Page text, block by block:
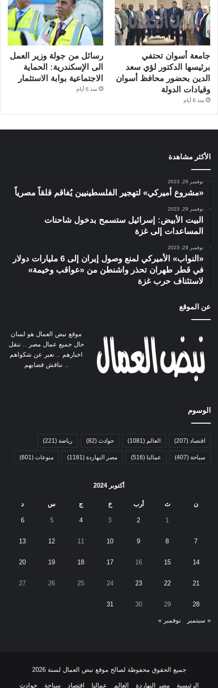
جامعة أسوان تحتفي
برئيسها الدكتور لؤي سعد
الدين بحضور محافظ أسوان
وقيادات الدولة
منذ 6 أيام
رسائل من جولة وزير العمل
الى الإسكندرية: الحماية
الاجتماعية بوابة الاستثمار
منذ 6 أيام
الأكثر مشاهدة
نوفمبر 29, 2023
«مشروع أميركي» لتهجير الفلسطينيين يُفاقم قلقاً مصرياً
نوفمبر 29, 2023
البيت الأبيض: إسرائيل ستسمح بدخول شاحنات
المساعدات إلى غزة
نوفمبر 29, 2023
«النواب» الأميركي لمنع وصول إيران إلى 6 مليارات دولار
في قطر طهران تحذر واشنطن من «عواقب وخيمة»
لاستئناف حرب غزة
عن الموقع
موقع نبض العمال هو لسان
حال جميع عمال مصر .. ننقل
اخبارهم .. نعبر عن شكواهم
.. نناقش قضايهم
الوسوم
اقتصاد (207) العالم (1081) حوادث (82) رياضة (221)
سياحة (407) عمالنا (516) مصر النهاردة (1181) منوعات (601)
أكتوبر 2024
ن ث أرب خ ج س د
1
2
3
4
5
6
7
8
9
10
11
12
13
14
15
16
17
18
19
20
21
22
23
24
25
26
27
28
29
30
31
« سبتمبر نوفمبر »
جميع الحقوق محفوظة لصالح موقع نبض العمال لسنة 2026
الرئيسية مصر النهاردة العالم عمالنا اقتصاد سياحة حوادث